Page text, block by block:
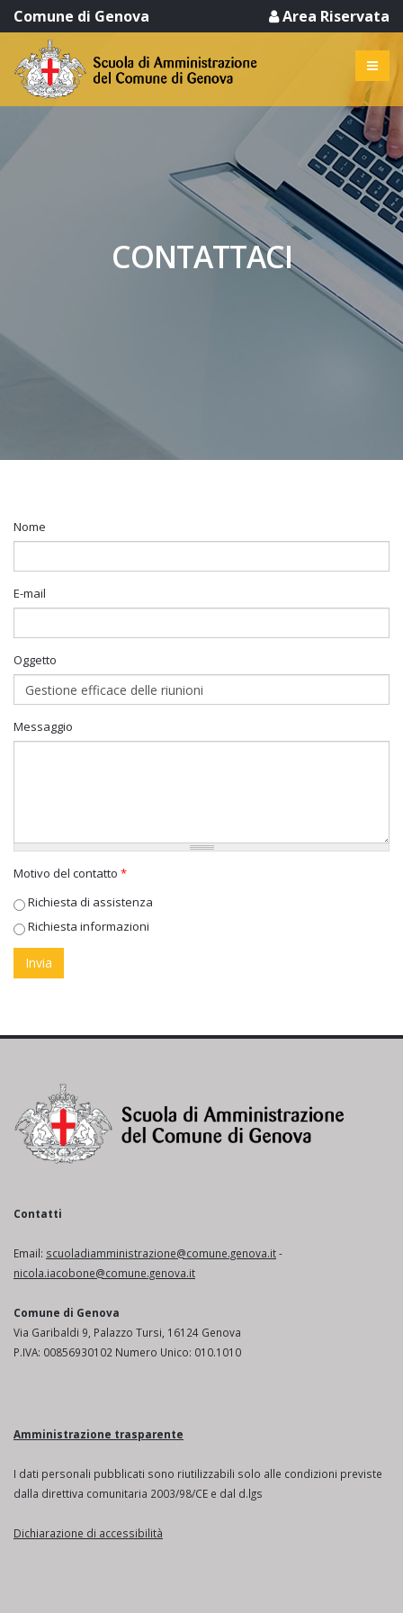
Comune di Genova Area Riservata
CONTATTACI
Nome
E-mail
Oggetto
Messaggio
Motivo del contatto *
Richiesta di assistenza
Richiesta informazioni
Contatti
Email: scuoladiamministrazione@comune.genova.it-
nicola.iacobone@comune.genova.it
Comune di Genova
Via Garibaldi 9, Palazzo Tursi, 16124 Genova
P.IVA: 00856930102 Numero Unico: 010.1010
Amministrazione trasparente
I dati personali pubblicati sono riutilizzabili solo alle condizioni previste
dalla direttiva comunitaria 2003/98/CE e dal d.lgs
Dichiarazione di accessibilità